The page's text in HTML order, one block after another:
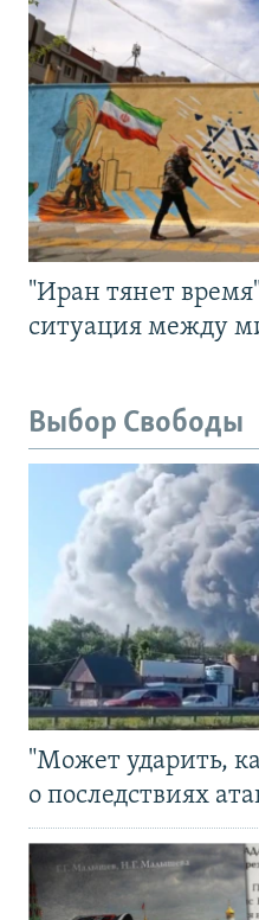
"Иран тянет
ситуация между
Выбор Свободы
"Может ударить,
о последствиях